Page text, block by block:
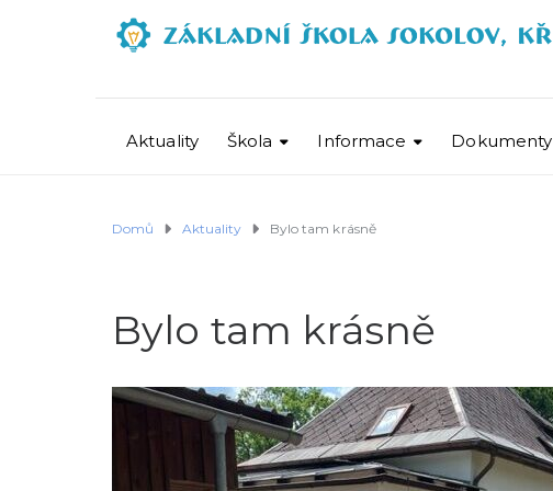
Aktuality Škola Informace Dokumenty
Domů Aktuality Bylo tam krásně
Bylo tam krásně